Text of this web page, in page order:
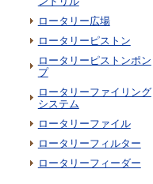
ロータリー広場
ロータリーピストン
ロータリーピストンポン
プ
ロータリーファイリング
システム
ロータリーファイル
ロータリーフィルター
ロータリーフィーダー